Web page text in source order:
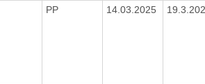
PP 14.03.2025